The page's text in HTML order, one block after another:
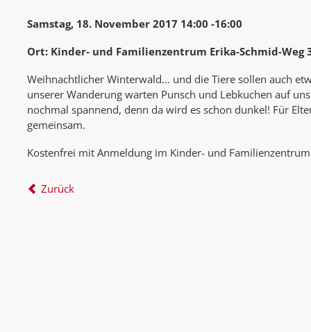
Samstag, 18. November 2017 14:00 -16:00
Ort: Kinder- und Familienzentrum Erika-Schmid-Weg
Weihnachtlicher Winterwald... und die Tiere sollen auch
unserer Wanderung warten Punsch und Lebkuchen auf
nochmal spannend, denn da wird es schon dunkel! Für
gemeinsam.
Kostenfrei mit Anmeldung im Kinder- und
Zurück